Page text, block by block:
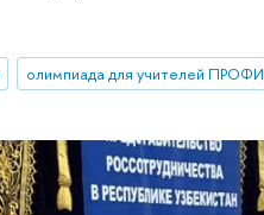
олимпиада для учителей ПРОФИ